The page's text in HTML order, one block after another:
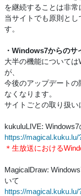
を継続することは非常
当サイトでも原則と
す。
・Windows7からのサ
大半の機能について
が、
今後のアップデート
なくなります。
サイトごとの取り扱い
kukuluLIVE:
https://magical.kuku.lu/
＊生放送における
MagicalDraw:
いて
https://magical.kuku.lu/